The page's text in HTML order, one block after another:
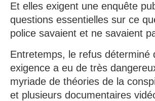
Et elles exigent une enquête
questions essentielles sur ce
police savaient et ne savaient
Entretemps, le refus
exigence a eu de très
myriade de théories de la
et plusieurs documentaires